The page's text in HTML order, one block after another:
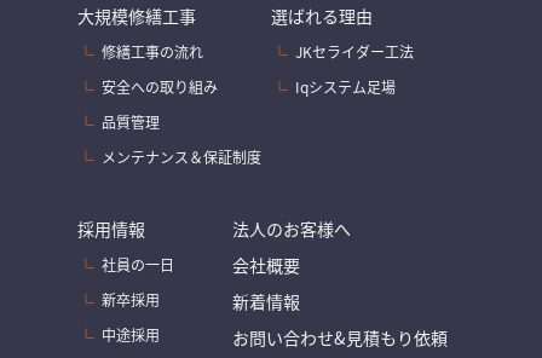
大規模修繕工事
修繕工事の流れ
安全への取り組み
品質管理
メンテナンス＆保証制度
選ばれる理由
JKセライダー工法
Iqシステム足場
採用情報
社員の一日
新卒採用
中途採用
法人のお客様へ
会社概要
新着情報
お問い合わせ&見積もり依頼